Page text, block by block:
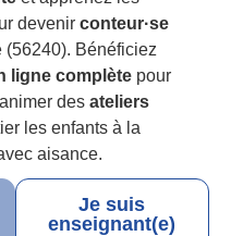
devenirconteur·se
Bénéficiez
ligne complètepour
des ateliers
les enfants à la
aisance.
Je suis
enseignant(e)